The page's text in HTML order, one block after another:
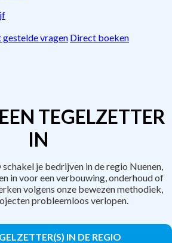
gestelde vragen Direct boeken
TEGELZETTER
IN
je bedrijven in de regio Nuenen,
in voor een verbouwing, onderhoud of
volgens onze bewezen methodiek,
probleemloos verlopen.
IN DE REGIO